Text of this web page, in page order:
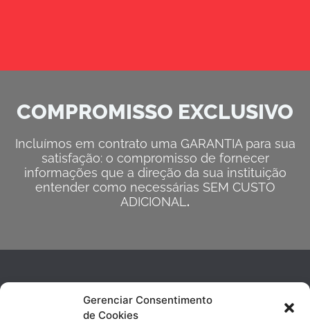
Gerenciar Consentimento
de Cookies
COMPROMISSO EXCLUSIVO
Incluímos em contrato uma GARANTIA para sua
satisfação: o compromisso de fornecer
informações que a direção da sua instituição
entender como necessárias SEM CUSTO
ADICIONAL .